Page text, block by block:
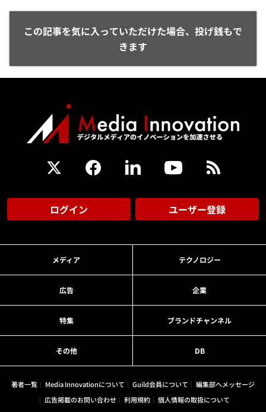
この記事を気に入っていただけた場合、投げ銭もで
きます
ログイン ユーザー登録
メディア テクノロジー
広告 企業
特集 ブランドチャンネル
その他 DB
著者一覧 Media Innovationについて Guild会員について
編集部へメッセージ
広告掲載のお問い合わせ
利用規約
個人情報の取扱について